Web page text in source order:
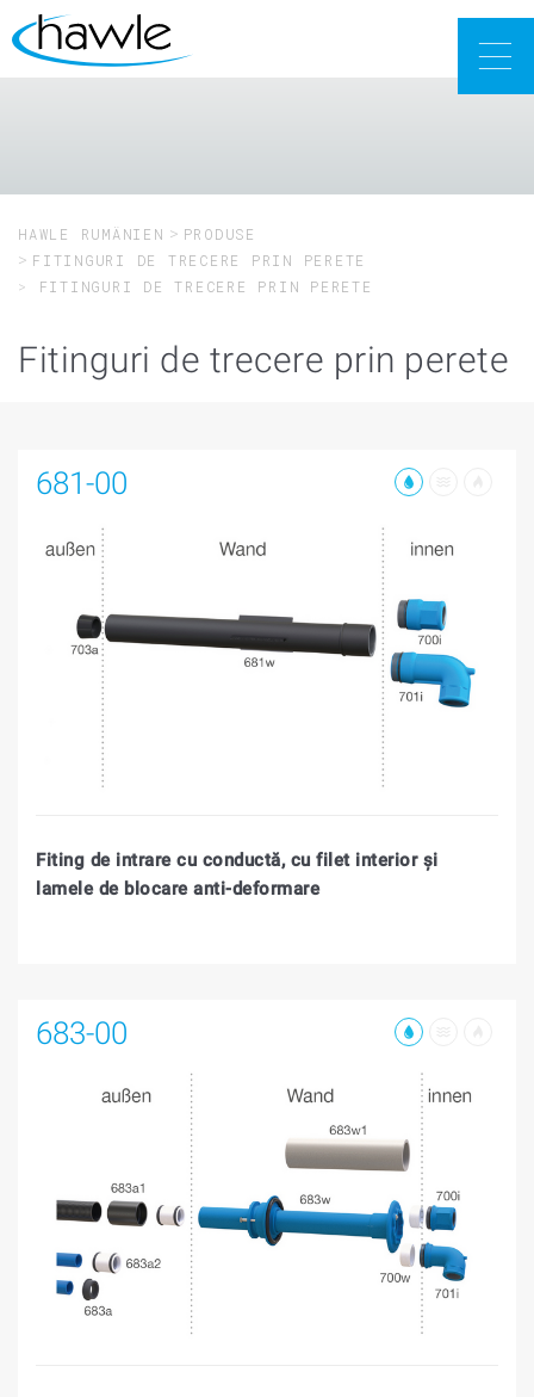
HAWLE RUMÄNIEN
PRODUSE
FITINGURI DE TRECERE PRIN PERETE
FITINGURI DE TRECERE PRIN PERETE
Fitinguri de trecere prin perete
681-00
Fiting de intrare cu conductă, cu filet interior şi
lamele de blocare anti-deformare
683-00